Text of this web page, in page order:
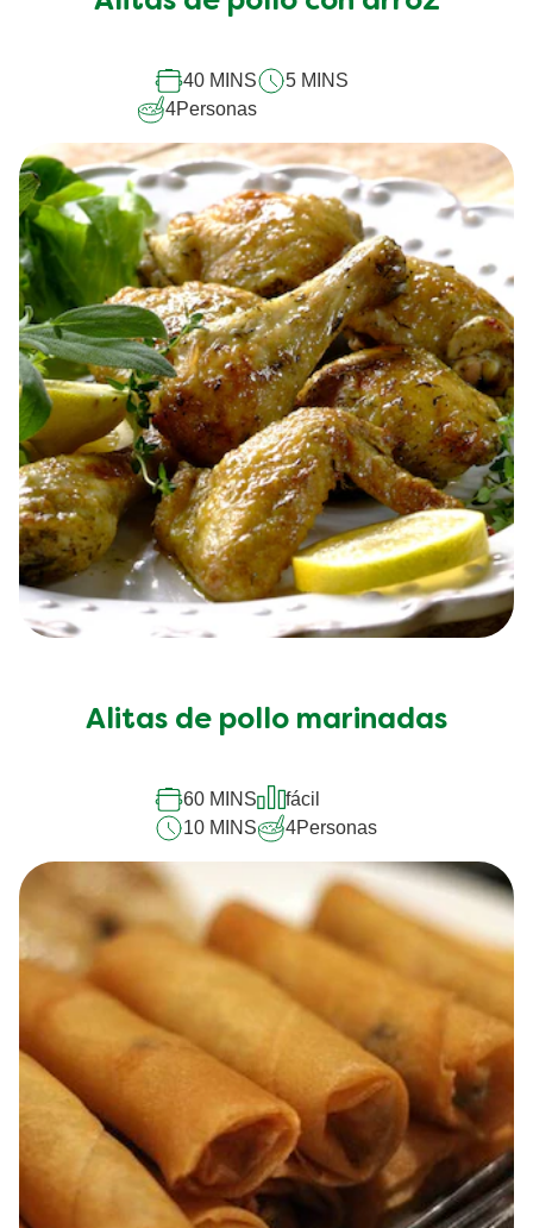
40 MINS
5 MINS
4Personas
Alitas de pollo marinadas
60 MINS
fácil
10 MINS
4Personas